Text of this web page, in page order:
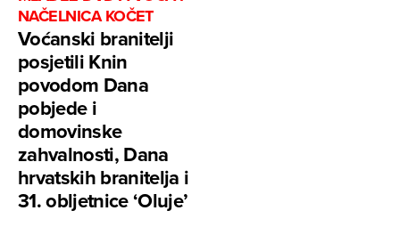
NAČELNICA KOČET
Voćanski branitelji
posjetili Knin
povodom Dana
pobjede i
domovinske
zahvalnosti, Dana
hrvatskih branitelja i
31. obljetnice ‘Oluje’